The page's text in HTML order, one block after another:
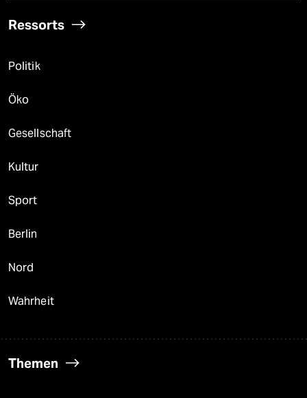
Ressorts
Politik
Öko
Gesellschaft
Kultur
Sport
Berlin
Nord
Wahrheit
Themen